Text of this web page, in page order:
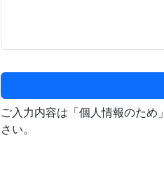
ご入力内容は「個人情報のた
さい。